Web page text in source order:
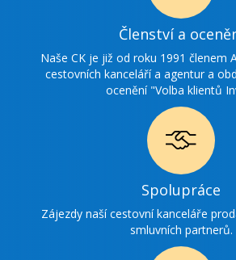
Členství a
Naše CK je již od roku 1991 členem
cestovních kanceláří a agentur a
ocenění "Volba klientů
Ikonka
Spolupráce
Zájezdy naší cestovní kanceláře
smluvních partnerů.